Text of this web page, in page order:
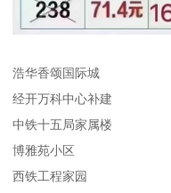
浩华香颂国际城
经开万科中心补建
中铁十五局家属楼
博雅苑小区
西铁工程家园